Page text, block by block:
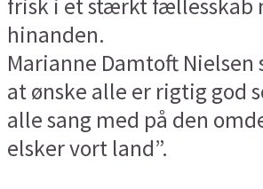
frisk i et stærkt fællesskab
hinanden.
Marianne Damtoft
at ønske alle er rigtig god
alle sang med på den
elsker vort land”.